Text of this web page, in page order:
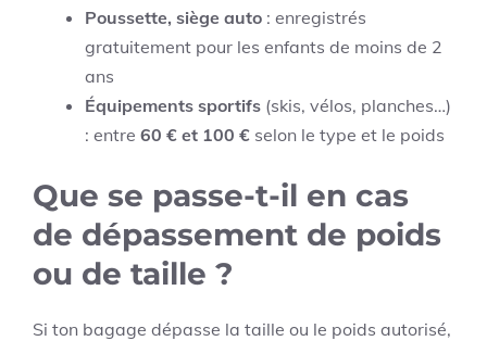
Poussette, siège auto : enregistrés
gratuitement pour les enfants de moins de 2
ans
Équipements sportifs (skis, vélos, planches…)
: entre 60 € et 100 € selon le type et le poids
Que se passe-t-il en cas
de dépassement de poids
ou de taille ?
Si ton bagage dépasse la taille ou le poids autorisé,